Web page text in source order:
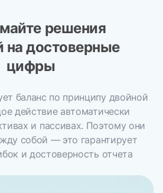
решения
на достоверные
цифры
баланс по принципу двойной
действие автоматически
и пассивах. Поэтому они
собой — это гарантирует
и достоверность отчета